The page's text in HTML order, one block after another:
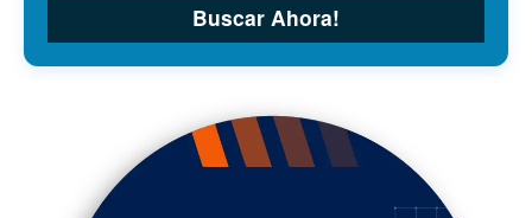
Buscar Ahora!